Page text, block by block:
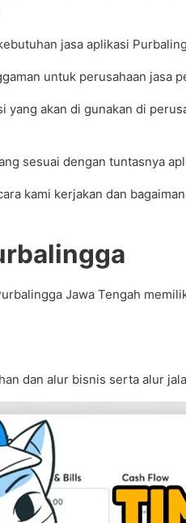
jasa aplikasi
untuk perusahaan jasa
akan di gunakan di
sesuai dengan tuntasnya
kami kerjakan dan
Jawa Tengah
dan alur bisnis serta alur